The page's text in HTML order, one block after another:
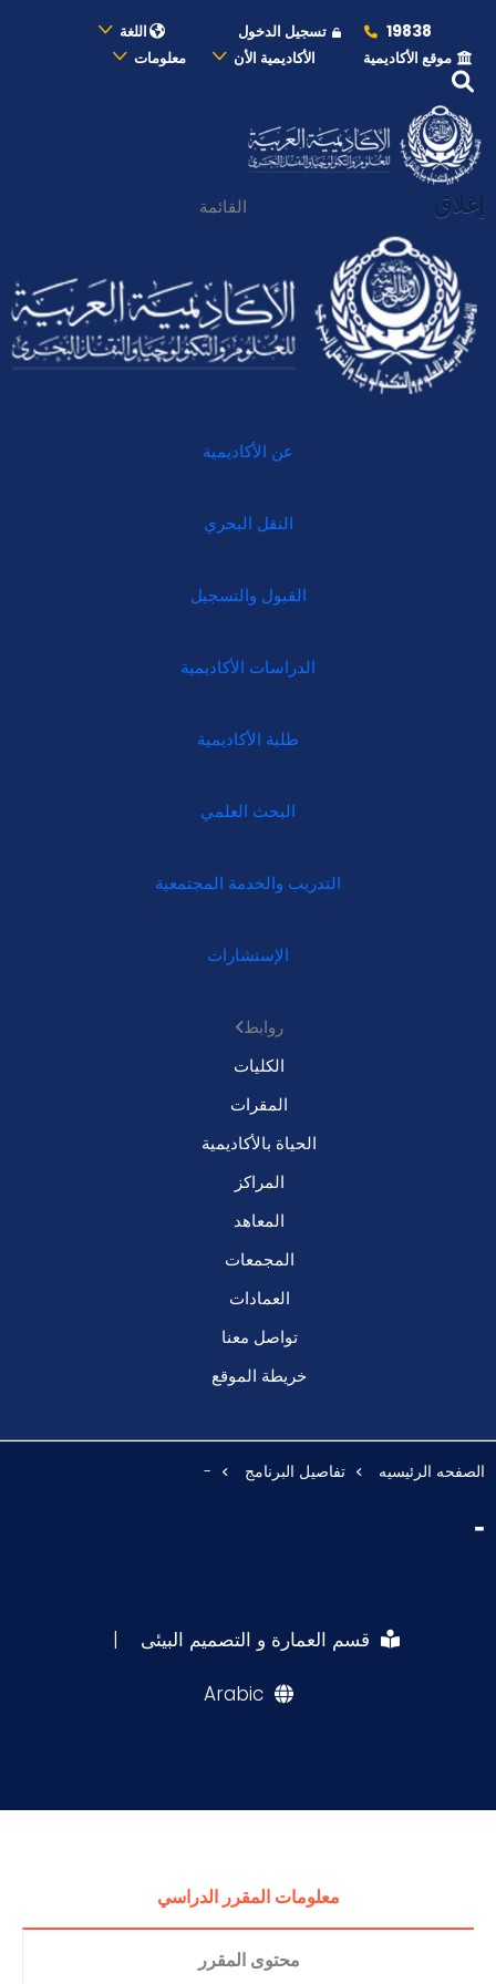
19838 تسجيل الدخول
اللغة
موقع الأكاديمية
الأكاديمية الأن معلومات
إغلاق القائمة
عن الأكاديمية
النقل البحري
القبول والتسجيل
الدراسات الأكاديمية
طلبة الأكاديمية
البحث العلمي
التدريب والخدمة المجتمعية
الإستشارات
روابط
الكليات
المقرات
الحياة بالأكاديمية
المراكز
المعاهد
المجمعات
العمادات
تواصل معنا
خريطة الموقع
الصفحه الرئيسيه تفاصيل البرنامج -
-
قسم العمارة و التصميم البيئى |
Arabic
معلومات المقرر الدراسي
محتوى المقرر